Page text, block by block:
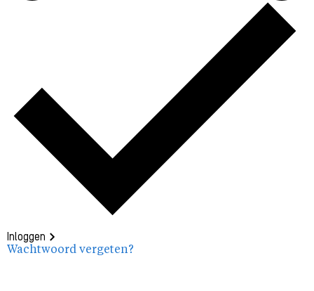
Inloggen
Wachtwoord vergeten?